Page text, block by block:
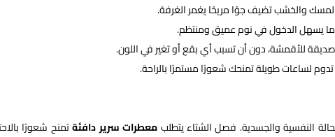
والمسك والخشب تضيف جوًا مريحًا يغمر الغرفة.
ما يسهل الدخول في نوم عميق ومنتظم.
للأقمشة، دون أن تسبب أي بقع أو تغير في اللون.
لساعات طويلة تمنحك شعورًا مستمرًا بالراحة.
النفسية والجسدية. فصل الشتاء يتطلبمعطرات سرير دافئةتمنح شعورًا